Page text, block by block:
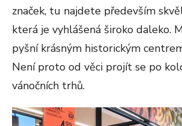
značek, tu najdete především
která je vyhlášená široko daleko.
pyšní krásným historickým
Není proto od věci projít se po
vánočních trhů.